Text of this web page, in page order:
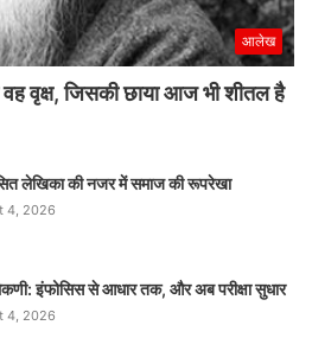
आलेख
वह वृक्ष, जिसकी छाया आज भी शीतल है
लेखिका की नजर में समाज की रूपरेखा
4, 2026
इंफोसिस से आधार तक, और अब परीक्षा सुधार
4, 2026